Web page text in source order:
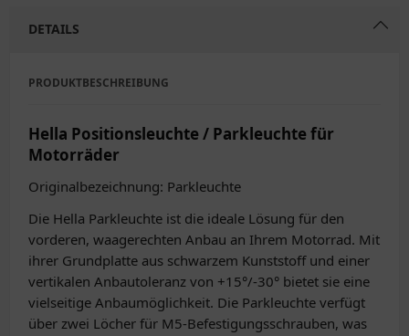
DETAILS
PRODUKTBESCHREIBUNG
Hella Positionsleuchte / Parkleuchte für
Motorräder
Originalbezeichnung: Parkleuchte
Die Hella Parkleuchte ist die ideale Lösung für den
vorderen, waagerechten Anbau an Ihrem Motorrad. Mit
ihrer Grundplatte aus schwarzem Kunststoff und einer
vertikalen Anbautoleranz von +15°/-30° bietet sie eine
vielseitige Anbaumöglichkeit. Die Parkleuchte verfügt
über zwei Löcher für M5-Befestigungsschrauben, was